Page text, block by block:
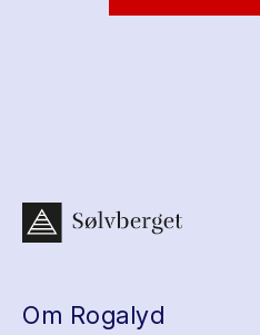
Om Rogalyd